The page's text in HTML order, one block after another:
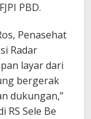
PBD.
Penasehat
Radar
layar dari
bergerak
dukungan,”
RS Sele Be